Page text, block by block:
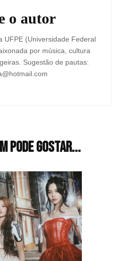
o autor
UFPE (Universidade Federal
por música, cultura
Sugestão de pautas:
pode gostar...